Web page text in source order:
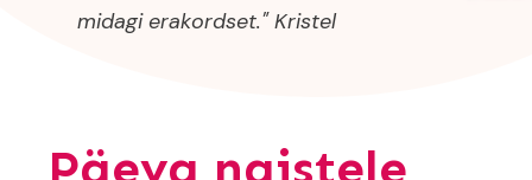
midagi erakordset." Kristel